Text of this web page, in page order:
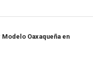
Oaxaqueña en